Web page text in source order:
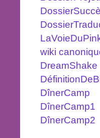
wiki
DreamShake
DînerCamp
DînerCamp1
DînerCamp2